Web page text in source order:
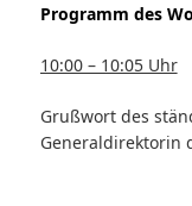
Programm des
10:00 – 10:05 Uhr
Grußwort des
Generaldirektorin